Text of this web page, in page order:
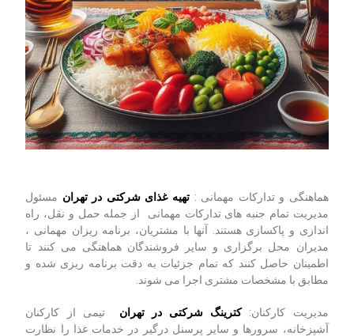
هماهنگی و تدارکات مهمانی : تهیه غذای شرکتی در تهران مسئول
مدیریت تمام جنبه های تدارکات مهمانی از جمله حمل و نقل، راه
اندازی و پاکسازی هستند. آنها با مشتریان، برنامه ریزان مهمانی ،
مدیران محل برگزاری و سایر فروشندگان هماهنگی می کنند تا
اطمینان حاصل کنند که تمام جزئیات به دقت برنامه ریزی شده و
مطابق با مشخصات مشتری اجرا می شوند.
مدیریت کارکنان:کترینگ شرکتی در تهران تیمی از کارکنان
آشپزخانه، سرورها و سایر پرسنل درگیر در خدمات غذا را نظارت